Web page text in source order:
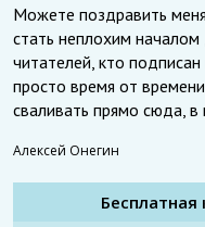
Можете поздравить
стать неплохим
читателей, кто
просто время от
сваливать прямо сюда,
Алексей Онегин
Бесплатная